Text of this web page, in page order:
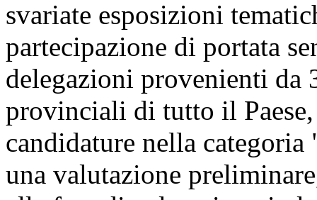
svariate esposizioni
partecipazione di portata
delegazioni provenienti da
provinciali di tutto il
candidature nella
una valutazione